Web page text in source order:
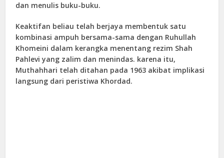
dan menulis buku-buku.
Keaktifan beliau telah berjaya membentuk satu
kombinasi ampuh bersama-sama dengan Ruhullah
Khomeini dalam kerangka menentang rezim Shah
Pahlevi yang zalim dan menindas. karena itu,
Muthahhari telah ditahan pada 1963 akibat implikasi
langsung dari peristiwa Khordad.